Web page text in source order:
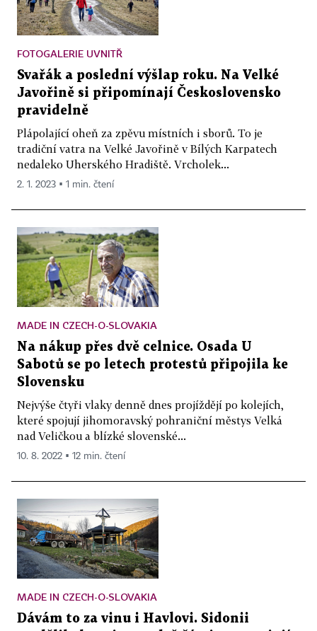
FOTOGALERIE UVNITŘ
Svařák a poslední výšlap roku. Na Velké
Javořině si připomínají Československo
pravidelně
Plápolající oheň za zpěvu místních i sborů. To je
tradiční vatra na Velké Javořině v Bílých Karpatech
nedaleko Uherského Hradiště. Vrcholek...
2. 1. 2023 ▪ 1 min. čtení
MADE IN CZECH-O-SLOVAKIA
Na nákup přes dvě celnice. Osada U
Sabotů se po letech protestů připojila ke
Slovensku
Nejvýše čtyři vlaky denně dnes projíždějí po kolejích,
které spojují jihomoravský pohraniční městys Velká
nad Veličkou a blízké slovenské...
10. 8. 2022 ▪ 12 min. čtení
MADE IN CZECH-O-SLOVAKIA
Dávám to za vinu i Havlovi. Sidonii